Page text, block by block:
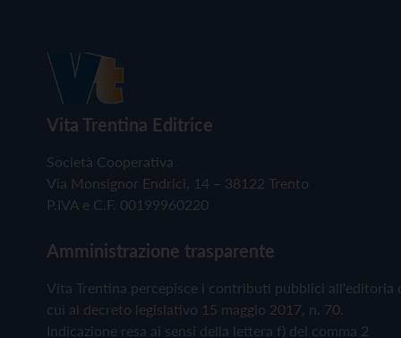
Vita Trentina Editrice
Società Cooperativa
Via Monsignor Endrici, 14 – 38122 Trento
P.IVA e C.F. 00199960220
Amministrazione trasparente
Vita Trentina percepisce i contributi pubblici all'editoria
cui al decreto legislativo 15 maggio 2017, n. 70.
Indicazione resa ai sensi della lettera f) del comma 2